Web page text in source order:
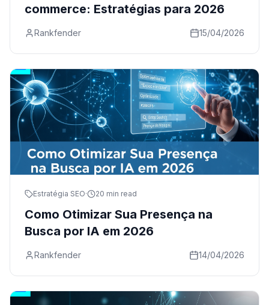
commerce: Estratégias para 2026
Rankfender 15/04/2026
Estratégia SEO· 20 min read
Como Otimizar Sua Presença na
Busca por IA em 2026
Rankfender 14/04/2026